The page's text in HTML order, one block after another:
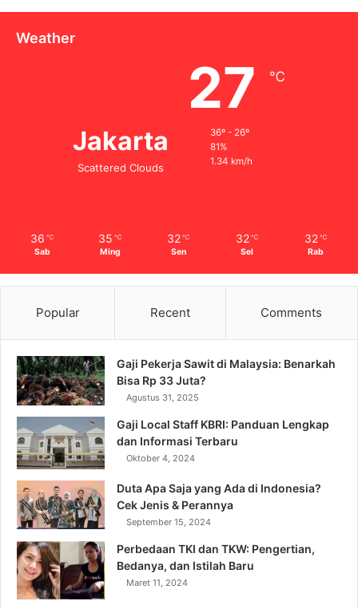
Weather
Jakarta
Scattered Clouds
27 ℃
36º - 26º
81%
1.34 km/h
36 ℃
Sab
35 ℃
Ming
32 ℃
Sen
32 ℃
Sel
32 ℃
Rab
Popular Recent Comments
Gaji Pekerja Sawit di Malaysia: Benarkah
Bisa Rp 33 Juta?
Agustus 31, 2025
Gaji Local Staff KBRI: Panduan Lengkap
dan Informasi Terbaru
Oktober 4, 2024
Duta Apa Saja yang Ada di Indonesia?
Cek Jenis & Perannya
September 15, 2024
Perbedaan TKI dan TKW: Pengertian,
Bedanya, dan Istilah Baru
Maret 11, 2024